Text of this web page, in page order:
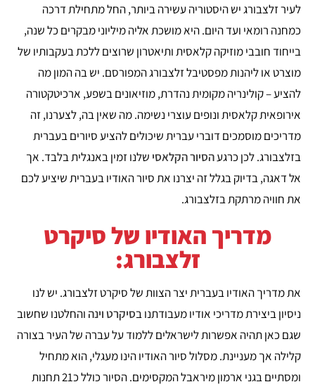
לעיר זלצבורג יש היסטוריה עשירה ביותר, החל מתחילת דרכה
כמחנה רומאי ועד היום. היא מושכת אליה מיליוני מבקרים כל שנה,
בייחוד חובבי מוזיקה קלאסית ותיאטרון שרוצים ללכת בעקבותיו של
מוצרט או ליהנות מפסטיבל זלצבורג המפורסם. יש בה המון מה
להציע – קולינריה מקומית נהדרת, מוזיאונים בשפע, ארכיטקטורה
אירופאית קלאסית ונופים עוצרי נשימה. מה שאין בה, לצערנו, זה
מדריכים מוסמכים דוברי עברית שיכולים להציע סיורים בעברית
בזלצבורג. לכן כרגעהסיור הקלאסי שלנו זמין באנגלית בלבד. אך
אל דאגה, בדיוק בגלל זה יצרנו את סיור האודיו בעברית שיציע לכם
את חוויה מרתקת בזלצבורג.
מדריך האודיו של סיקרט
זלצבורג:
את מדריך האודיו בעברית יצר הצוות של סיקרט זלצבורג. יש לנו
ניסיון ביצירת מדריכי אודיו מעבודתנו בסיקרט וינה והחלטנו שחשוב
שגם כאן תהיה אפשרות לישראלים ללמוד על עברה של העיר בצורה
קלילה אך מעניינת. מסלול סיור האודיו הינו מעגלי, הוא מתחיל
ומסתיים בגני ארמון מיראבל המקסימים. הסיור כולל כ21 תחנות